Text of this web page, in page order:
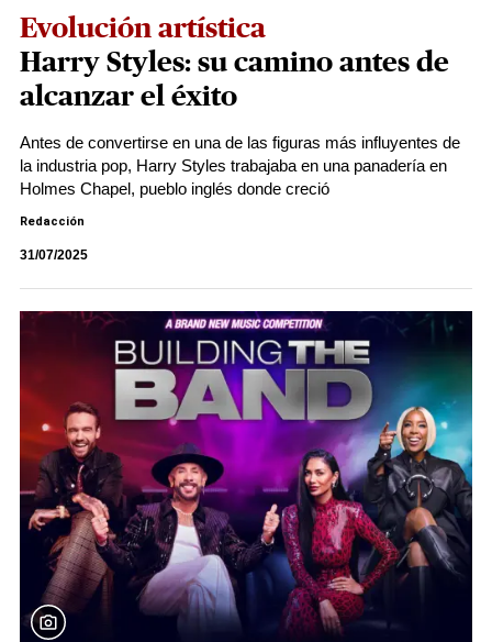
Evolución artística
Harry Styles: su camino antes de
alcanzar el éxito
Antes de convertirse en una de las figuras más influyentes de
la industria pop, Harry Styles trabajaba en una panadería en
Holmes Chapel, pueblo inglés donde creció
Redacción
31/07/2025